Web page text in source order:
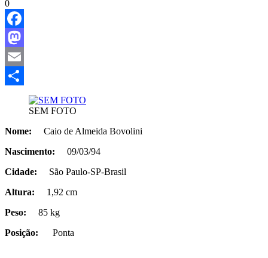
0
Facebook
Mastodon
Email
SEM FOTO
Nome: Caio de Almeida Bovolini
Nascimento: 09/03/94
Cidade: São Paulo-SP-Brasil
Altura: 1,92 cm
Peso: 85 kg
Posição: Ponta